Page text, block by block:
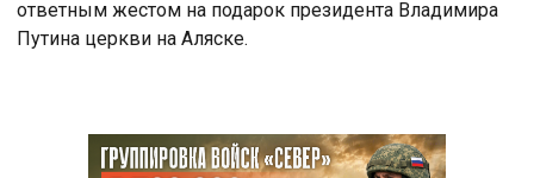
ответным жестом на подарок президента Владимира
Путина церкви на Аляске.